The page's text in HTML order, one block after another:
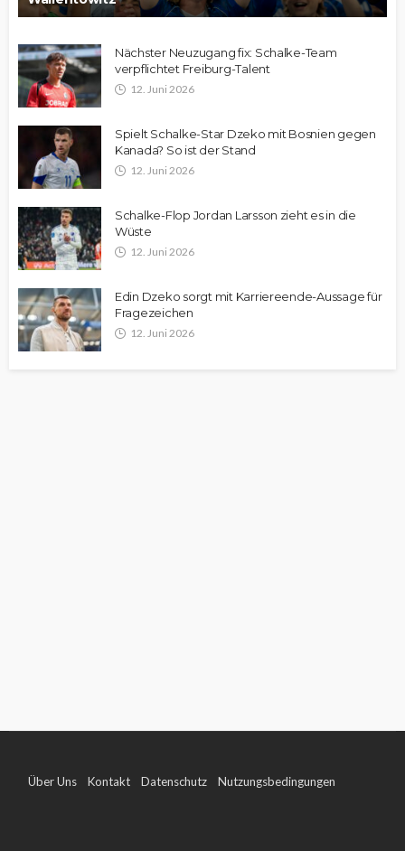
Nächster Neuzugang fix: Schalke-Team
verpflichtet Freiburg-Talent
12. Juni 2026
Spielt Schalke-Star Dzeko mit Bosnien gegen
Kanada? So ist der Stand
12. Juni 2026
Schalke-Flop Jordan Larsson zieht es in die
Wüste
12. Juni 2026
Edin Dzeko sorgt mit Karriereende-Aussage für
Fragezeichen
12. Juni 2026
Über Uns Kontakt Datenschutz Nutzungsbedingungen